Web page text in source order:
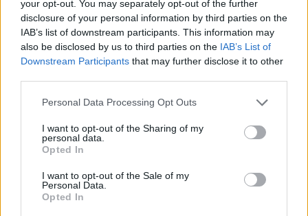
your opt-out. You may separately opt-out of the further
disclosure of your personal information by third parties on the
IAB’s list of downstream participants. This information may
also be disclosed by us to third parties on the IAB’s List of
Downstream Participants that may further disclose it to other
Please note that this website/app uses one or more Google
not limited to your visit or usage behaviour. You may click to
grant or deny consent to Google and its third-party tags to
use your data for below specified purposes in below Google
consent section.
Personal Data Processing Opt Outs
I want to opt-out of the Sharing of my
personal data.
Opted In
I want to opt-out of the Sale of my
Personal Data.
Opted In